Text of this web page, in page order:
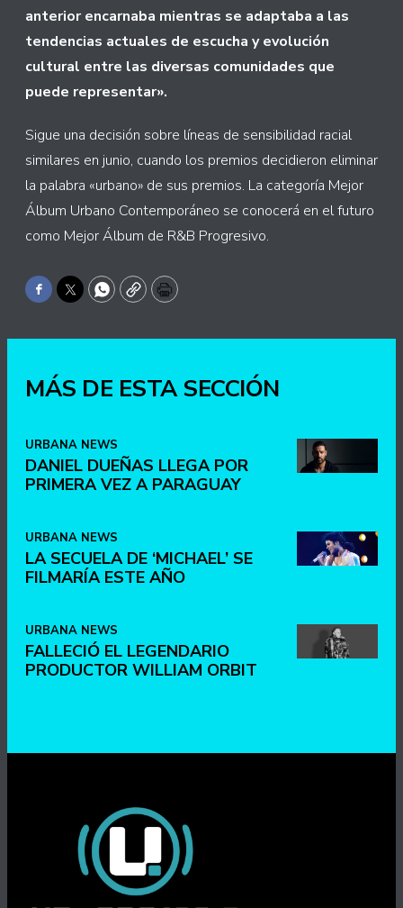
anterior encarnaba mientras se adaptaba a las
tendencias actuales de escucha y evolución
cultural entre las diversas comunidades que
puede representar».
Sigue una decisión sobre líneas de sensibilidad racial
similares en junio, cuando los premios decidieron eliminar
la palabra «urbano» de sus premios. La categoría Mejor
Álbum Urbano Contemporáneo se conocerá en el futuro
como Mejor Álbum de R&B Progresivo.
Facebook
TwitterWhatsApp
CopyPrint
MÁS DE ESTA SECCIÓN
URBANA NEWS
DANIEL DUEÑAS LLEGA POR
PRIMERA VEZ A PARAGUAY
URBANA NEWS
LA SECUELA DE ‘MICHAEL’ SE
FILMARÍA ESTE AÑO
URBANA NEWS
FALLECIÓ EL LEGENDARIO
PRODUCTOR WILLIAM ORBIT